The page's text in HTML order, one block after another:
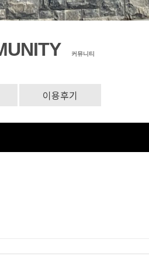
커뮤니티
이용후기